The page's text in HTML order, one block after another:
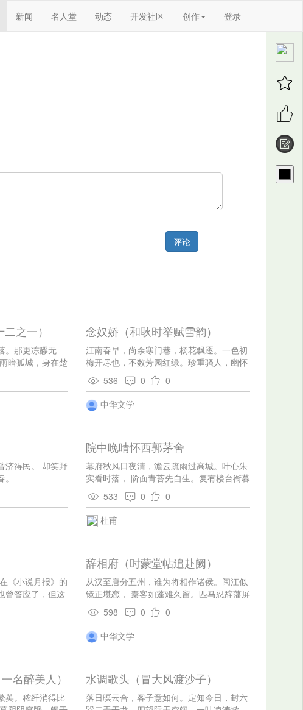
新闻 名人堂 动态 开发社区 创作 登录
评论
之一）
。那更冻醪无
暗孤城，身在楚
疏索。
念奴娇（和耿时举赋雪韵）
江南春早，尚余寒门巷，杨花飘逐。一色初
梅开尽也，不数芳园红绿。珍重骚人，幽怀
分寄，高韵歌黄竹。六花羞避，满笺凌乱琼
玉。 应念有客长安，履穿东郭，无与怜穷
独。鼓棹前溪非兴尽，寒怯水栖岩宿。咫尺
君家，瑶田无径，冰柱排银屋。瓮头春到，
536 0
0
中华文学
济得民。 却笑野
院中晚晴怀西郭茅舍
幕府秋风日夜清，澹云疏雨过高城。叶心朱
实看时落， 阶面青苔先自生。复有楼台衔暮
景，不劳钟鼓报新晴。 浣花溪里花饶笑，肯
信吾兼吏隐名。
533 0
0
杜甫
《小说月报》的
曾答应了，但这
太乐了，一时竟
一直埃到现在
把我想得到的
顶上看出太
在高山顶上看
们无餍的好奇
界，与平原或海
辞相府（时蒙堂帖追赴阙）
从汉至唐分五州，谁为将相作诸侯。闽江似
镜正堪恋， 秦客如蓬难久留。匹马忍辞藩屏
去，小才宁副庙堂求。 今朝拜别幡幢下，双
泪如珠滴不休。
598 0
0
中华文学
名醉美人）
英。秾纤消得比
水调歌头（冒大风渡沙子）
落日暝云合，客子意如何。定知今日，封六